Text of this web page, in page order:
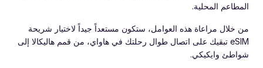
المطاعم المحلية.
من خلال مراعاة هذه العوامل، ستكون مستعداً جيداً لاختيار شريحة
eSIM تبقيك على اتصال طوال رحلتك في هاواي، من قمم هاليكالا إلى
شواطئ وايكيكي.